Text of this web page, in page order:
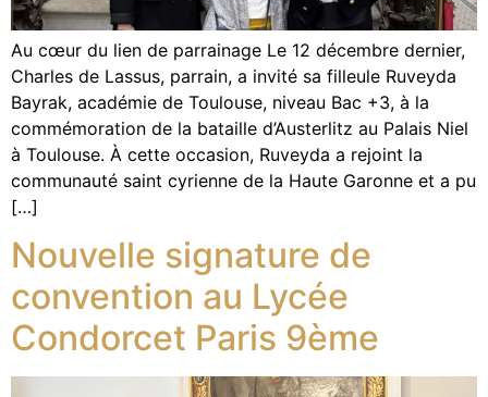
Au cœur du lien de parrainage Le 12 décembre dernier,
Charles de Lassus, parrain, a invité sa filleule Ruveyda
Bayrak, académie de Toulouse, niveau Bac +3, à la
commémoration de la bataille d’Austerlitz au Palais Niel
à Toulouse. À cette occasion, Ruveyda a rejoint la
communauté saint cyrienne de la Haute Garonne et a pu
[…]
Nouvelle signature de
convention au Lycée
Condorcet Paris 9ème